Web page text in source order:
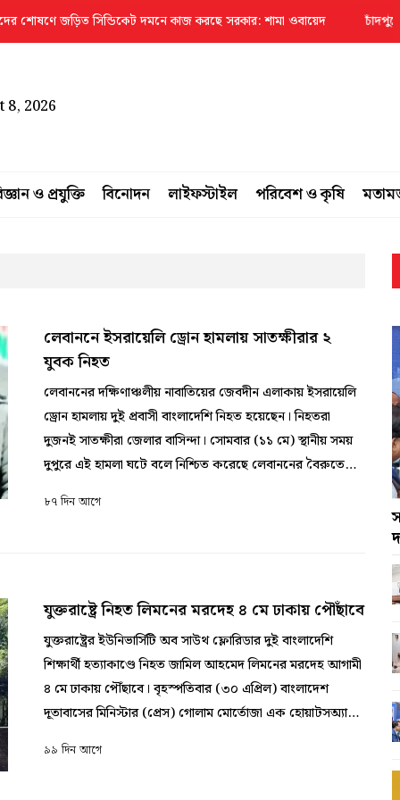
জড়িত সিন্ডিকেট দমনে কাজ করছে সরকার: শামা ওবায়েদ চাঁদপুরে ৩১ ইউপি
2026
ও প্রযুক্তি বিনোদন লাইফস্টাইল পরিবেশ ও কৃষি
লেবাননে ইসরায়েলি ড্রোন হামলায় সাতক্ষীরার ২
যুবক নিহত
লেবাননের দক্ষিণাঞ্চলীয় নাবাতিয়ের জেবদীন এলাকায় ইসরায়েলি
ড্রোন হামলায় দুই প্রবাসী বাংলাদেশি নিহত হয়েছেন। নিহতরা
দুজনই সাতক্ষীরা জেলার বাসিন্দা। সোমবার (১১ মে) স্থানীয় সময়
দুপুরে এই হামলা ঘটে বলে নিশ্চিত করেছে লেবাননের বৈরুতে
অবস্থিত বাংলাদেশ দূতাবাস। নিহতরা হলেন, সাতক্ষীরা সদর
উপজেলার ভালুকা চাঁদপুর গ্রামের আফসার আলীর ছেলে শফিকুল
ব্যক্তির পরিবারের সদস্যরা মৃত্যুর বিষয়টি জেনেছেন বলে নিশ্চিত
করেছেন। এ বিষয়ে লেবাননে বাংলাদেশ দূতাবাসের প্রথম সচিব
মোহাম্মদ আনোয়ার হোসাইন স্বাক্ষরিত এক শোকবার্তায় জানানো
হয়েছে, বর্তমানে মরদেহ দুটি নাবাতিয়ের নাবিহ বেররী হাসপাতালে
রাখা হয়েছে। স্থানীয় ও আন্তর্জাতিক সংবাদমাধ্যম সূত্রে জানা গেছে,
নিহত বাংলাদেশিরা সেখানে কর্মরত ছিলেন। উল্লেখ্য, গত ২ মার্চ
৮৭ দিন আগে
যুক্তরাষ্ট্রে নিহত লিমনের মরদেহ ৪ মে ঢাকায় পৌঁছাবে
যুক্তরাষ্ট্রের ইউনিভার্সিটি অব সাউথ ফ্লোরিডার দুই বাংলাদেশি
শিক্ষার্থী হত্যাকাণ্ডে নিহত জামিল আহমেদ লিমনের মরদেহ আগামী
৪ মে ঢাকায় পৌঁছাবে। বৃহস্পতিবার (৩০ এপ্রিল) বাংলাদেশ
দূতাবাসের মিনিস্টার (প্রেস) গোলাম মোর্তোজা এক হোয়াটসঅ্যাপ
বার্তায় এ তথ্য জানান। তিনি জানান, আগামী ৪ মে সকাল ৮টা ৪০
মিনিটে এমিরেটসের একটি ফ্লাইটে লিমনের মরদেহ হযরত
৯৯ দিন আগে